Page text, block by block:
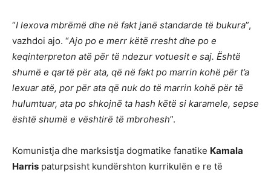
“I lexova mbrëmë dhe në fakt janë standarde të bukura”,
vazhdoi ajo. “Ajo po e merr këtë rresht dhe po e
keqinterpreton atë për të ndezur votuesit e saj. Është
shumë e qartë për ata, që në fakt po marrin kohë për t’a
lexuar atë, por për ata që nuk do të marrin kohë për të
hulumtuar, ata po shkojnë ta hash këtë si karamele, sepse
është shumë e vështirë të mbrohesh”.
Komunistja dhe marksistja dogmatike fanatike Kamala
Harris paturpsisht kundërshton kurrikulën e re të